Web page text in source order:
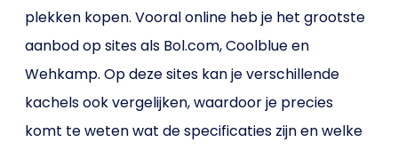
plekken kopen. Vooral online heb je het grootste
aanbod op sites als Bol.com, Coolblue en
Wehkamp. Op deze sites kan je verschillende
kachels ook vergelijken, waardoor je precies
komt te weten wat de specificaties zijn en welke